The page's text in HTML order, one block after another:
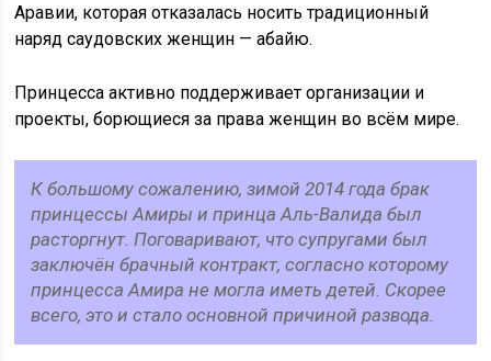
Аравии, которая отказалась носить традиционный
наряд саудовских женщин — абайю.
Принцесса активно поддерживает организации и
проекты, борющиеся за права женщин во всём мире.
К большому сожалению, зимой 2014 года брак
принцессы Амиры и принца Аль-Валида был
расторгнут. Поговаривают, что супругами был
заключён брачный контракт, согласно которому
принцесса Амира не могла иметь детей. Скорее
всего, это и стало основной причиной развода.